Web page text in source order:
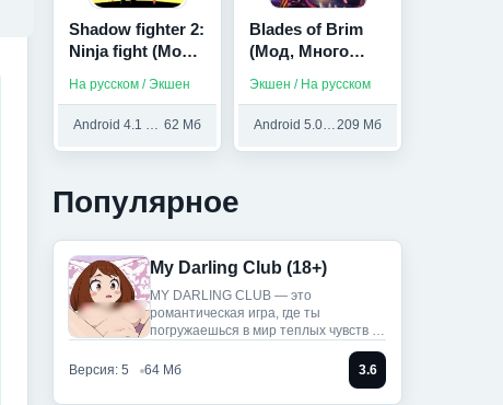
Shadow fighter 2:
Ninja fight (Мод,
награда)
На русском / Экшен
Android 4.1 и выше 62 Мб
Blades of Brim
(Мод, Много
Экшен / На русском
Android 5.0 и выше209 Мб
Популярное
My Darling Club (18+)
MY DARLING CLUB — это
романтическая игра, где ты
погружаешься в мир теплых чувств и
Версия: 5
64 Мб 3.6